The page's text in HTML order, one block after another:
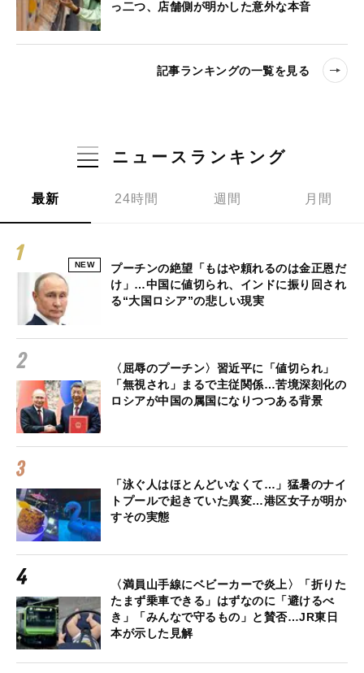
っ二つ、店舗側が明かした意外な本音
記事ランキングの一覧を見る
ニュースランキング
最新 24時間 週間 月間
NEW
プーチンの絶望「もはや頼れるのは金正恩だ
け」…中国に値切られ、インドに振り回され
る“大国ロシア”の悲しい現実
〈屈辱のプーチン〉習近平に「値切られ」
「無視され」まるで主従関係…苦境深刻化の
ロシアが中国の属国になりつつある背景
「泳ぐ人はほとんどいなくて…」猛暑のナイ
トプールで起きていた異変…港区女子が明か
すその実態
〈満員山手線にベビーカーで炎上〉「折りた
たまず乗車できる」はずなのに「避けるべ
き」「みんなで守るもの」と賛否…JR東日
本が示した見解